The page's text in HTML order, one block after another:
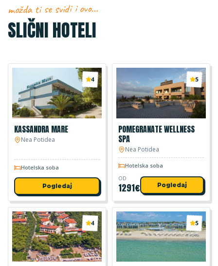
možda ti se svidi i ovo…
SLIČNI HOTELI
4
KASSANDRA MARE
Nea Potidea
Hotelska soba
Pogledaj
5
POMEGRANATE WELLNESS
SPA
Nea Potidea
Hotelska soba
OD
1291€ Pogledaj
4 5